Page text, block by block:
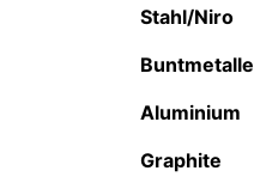
Stahl/Niro
Buntmetalle
Aluminium
Graphite